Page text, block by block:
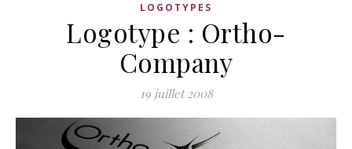
LOGOTYPES
Logotype : Ortho-
Company
19 juillet 2008